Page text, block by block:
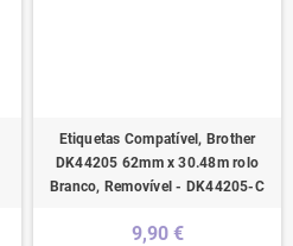
Etiquetas Compatível, Brother
DK44205 62mm x 30.48m rolo
Branco, Removível - DK44205-C
9,90 €